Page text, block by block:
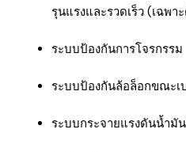
รุนแรงและรวดเร็ว (เฉพา
ระบบป้องกันการโจรกรรม
ระบบป้องกันล้อล็อกขณะเ
ระบบกระจายแรงดันน้ำมั